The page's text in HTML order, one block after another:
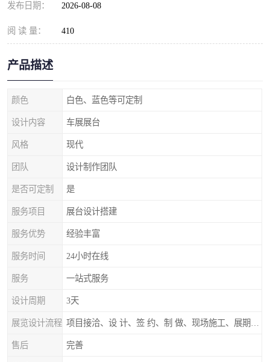
发布日期： 2026-08-08
阅 读 量： 410
产品描述
颜色 白色、蓝色等可定制
设计内容 车展展台
风格 现代
团队 设计制作团队
是否可定制 是
服务项目 展台设计搭建
服务优势 经验丰富
服务时间 24小时在线
服务 一站式服务
设计周期 3天
展览设计流程
售后 完善